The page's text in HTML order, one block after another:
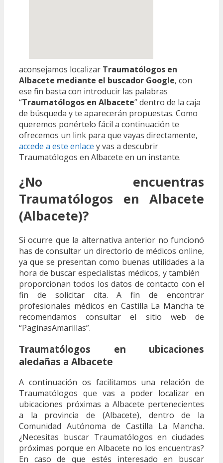
aconsejamos localizar Traumatólogos en
Albacete mediante el buscador Google, con
ese fin basta con introducir las palabras
“Traumatólogos en Albacete” dentro de la caja
de búsqueda y te aparecerán propuestas. Como
queremos ponértelo fácil a continuación te
ofrecemos un link para que vayas directamente,
accede a este enlace y vas a descubrir
Traumatólogos en Albacete en un instante.
¿No encuentras
Traumatólogos en Albacete
(Albacete)?
Si ocurre que la alternativa anterior no funcionó
has de consultar un directorio de médicos online,
ya que se presentan como buenas utilidades a la
hora de buscar especialistas médicos, y también
proporcionan todos los datos de contacto con el
fin de solicitar cita. A fin de encontrar
profesionales médicos en Castilla La Mancha te
recomendamos consultar el sitio web de
“PaginasAmarillas”.
Traumatólogos en ubicaciones
aledañas a Albacete
A continuación os facilitamos una relación de
Traumatólogos que vas a poder localizar en
ubicaciones próximas a Albacete pertenecientes
a la provincia de (Albacete), dentro de la
Comunidad Autónoma de Castilla La Mancha.
¿Necesitas buscar Traumatólogos en ciudades
próximas porque en Albacete no los encuentras?
En caso de que estés interesado en buscar